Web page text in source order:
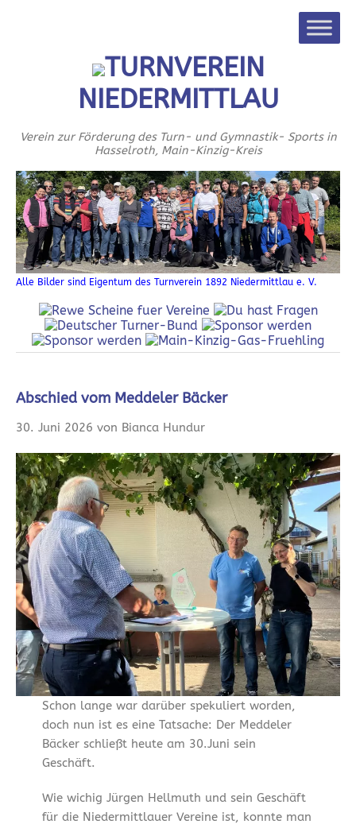
TURNVEREIN
NIEDERMITTLAU
Verein zur Förderung des Turn- und Gymnastik- Sports in
Hasselroth, Main-Kinzig-Kreis
Alle Bilder sind Eigentum des Turnverein 1892 Niedermittlau e. V.
Abschied vom Meddeler Bäcker
30. Juni 2026 von Bianca Hundur
Schon lange war darüber spekuliert worden,
doch nun ist es eine Tatsache: Der Meddeler
Bäcker schließt heute am 30.Juni sein
Geschäft.
Wie wichig Jürgen Hellmuth und sein Geschäft
für die Niedermittlauer Vereine ist, konnte man